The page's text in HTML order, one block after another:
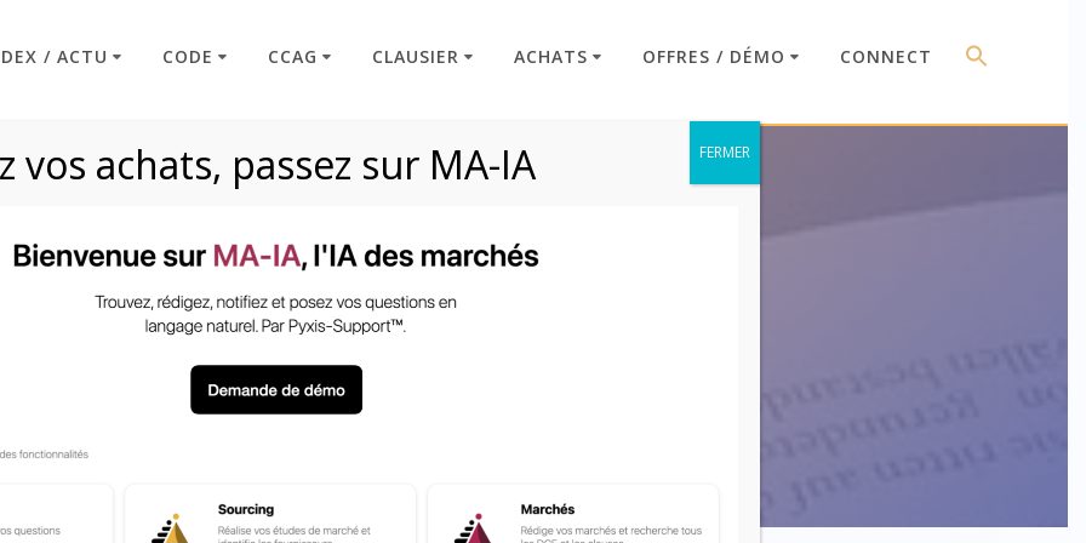
/ ACTU CODE CCAG CLAUSIER ACHATS OFFRES / DÉMO CONNECT
Article L2195-6
Code : Commande Publique
vos achats, passez sur MA-IA FERMER